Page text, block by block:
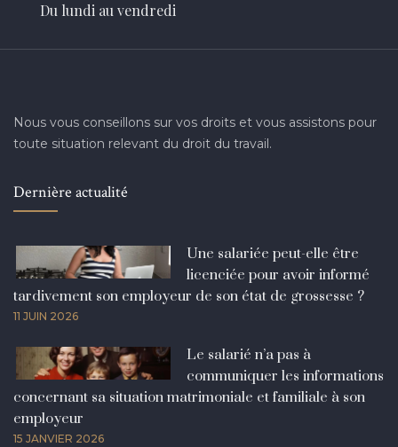
Du lundi au vendredi
Nous vous conseillons sur vos droits et vous assistons pour
toute situation relevant du droit du travail.
Dernière actualité
Une salariée peut-elle être
licenciée pour avoir informé
tardivement son employeur de son état de grossesse ?
11 JUIN 2026
Le salarié n’a pas à
communiquer les informations
concernant sa situation matrimoniale et familiale à son
employeur
15 JANVIER 2026